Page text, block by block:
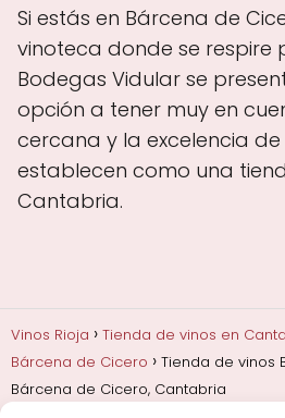
Si estás en Bárcena de
vinoteca donde se respire
Bodegas Vidular se
opción a tener muy en
cercana y la excelencia de
establecen como una
Cantabria.
Vinos Rioja Tienda de vinos en
Bárcena de Cicero
Tienda de vinos
Bárcena de Cicero, Cantabria